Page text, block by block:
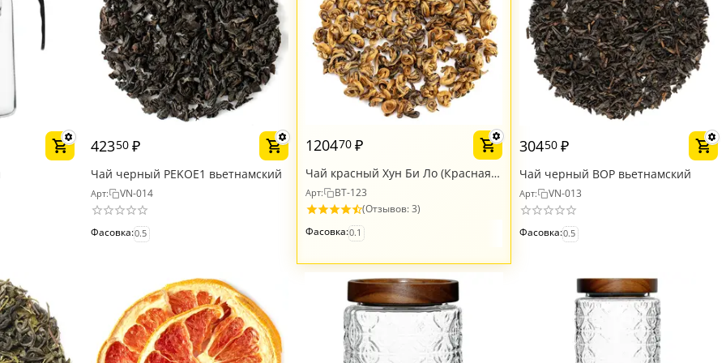
42350 ₽
Чай черный PEKOE1 вьетнамский
Арт: VN-014
Фасовка:0.5
120470 ₽
Чай красный Хун Би Ло (Красная
спираль), кат. А
Арт:
BT-123
(Отзывов: 3)
Фасовка:0.1
30450 ₽
Чай черный BOP вьетнамский
Арт: VN-013
Фасовка:0.5